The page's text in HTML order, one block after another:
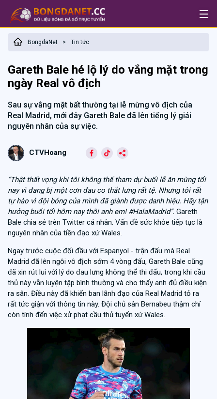
BongdaNet > Tin tức
Gareth Bale hé lộ lý do vắng mặt trong
ngày Real vô địch
Sau sự vắng mặt bất thường tại lễ mừng vô địch của
Real Madrid, mới đây Gareth Bale đã lên tiếng lý giải
nguyên nhân của sự việc.
CTVHoang
“Thật thất vọng khi tôi không thể tham dự buổi lễ ăn mừng tối
nay vì đang bị một cơn đau co thắt lưng rất tệ. Nhưng tôi rất
tự hào vì đội bóng của mình đã giành được danh hiệu. Hãy tận
hưởng buổi tối hôm nay thôi anh em! #HalaMadrid”. Gareth
Bale chia sẻ trên Twitter cá nhân. Vấn đề sức khỏe tiếp tục là
nguyên nhân của tiền đạo xứ Wales.
Ngay trước cuộc đối đầu với Espanyol - trận đấu mà Real
Madrid đã lên ngôi vô địch sớm 4 vòng đấu, Gareth Bale cũng
đã xin rút lui với lý do đau lưng không thể thi đấu, trong khi cầu
thủ này vẫn luyện tập bình thường và cho thấy anh đủ điều kiện
ra sân. Điều này đã khiến ban lãnh đạo của Real Madrid tỏ ra
rất tức giận với thông tin này. Đội chủ sân Bernabeu thậm chí
còn tính đến việc xử phạt cầu thủ tuyển xứ Wales.